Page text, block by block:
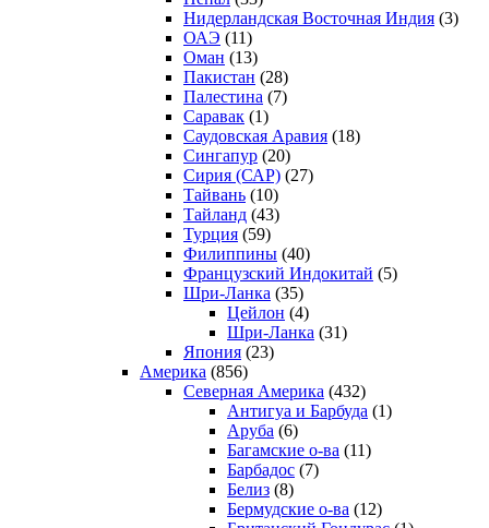
Нидерландская Восточная Индия (3)
ОАЭ (11)
Оман (13)
Пакистан (28)
Палестина (7)
Саравак (1)
Саудовская Аравия (18)
Сингапур (20)
Сирия (САР) (27)
Тайвань (10)
Тайланд (43)
Турция (59)
Филиппины (40)
Французский Индокитай (5)
Шри-Ланка (35)
Цейлон (4)
Шри-Ланка (31)
Япония (23)
Америка (856)
Северная Америка (432)
Антигуа и Барбуда (1)
Аруба (6)
Багамские о-ва (11)
Барбадос (7)
Белиз (8)
Бермудские о-ва (12)